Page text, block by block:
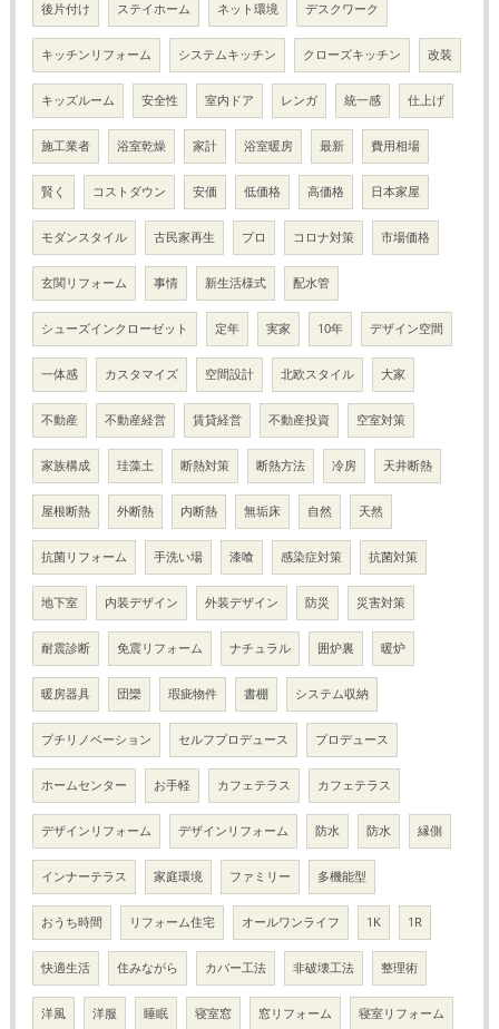
後片付け ステイホーム ネット環境 デスクワーク
キッチンリフォーム システムキッチン クローズキッチン 改装
キッズルーム 安全性 室内ドア レンガ 統一感 仕上げ
施工業者 浴室乾燥 家計 浴室暖房 最新 費用相場
賢く コストダウン 安価 低価格 高価格 日本家屋
モダンスタイル 古民家再生 プロ コロナ対策 市場価格
玄関リフォーム 事情 新生活様式 配水管
シューズインクローゼット 定年 実家 10年 デザイン空間
一体感 カスタマイズ 空間設計 北欧スタイル 大家
不動産 不動産経営 賃貸経営 不動産投資 空室対策
家族構成 珪藻土 断熱対策 断熱方法 冷房 天井断熱
屋根断熱 外断熱 内断熱 無垢床 自然 天然
抗菌リフォーム 手洗い場 漆喰 感染症対策 抗菌対策
地下室 内装デザイン 外装デザイン 防災 災害対策
耐震診断 免震リフォーム ナチュラル 囲炉裏 暖炉
暖房器具 団欒 瑕疵物件 書棚 システム収納
プチリノベーション セルフプロデュース プロデュース
ホームセンター お手軽 カフェテラス カフェテラス
デザインリフォーム デザインリフォーム 防水 防水 縁側
インナーテラス 家庭環境 ファミリー 多機能型
おうち時間 リフォーム住宅 オールワンライフ 1K 1R
快適生活 住みながら カバー工法 非破壊工法 整理術
洋風 洋服 睡眠 寝室窓 窓リフォーム 寝室リフォーム